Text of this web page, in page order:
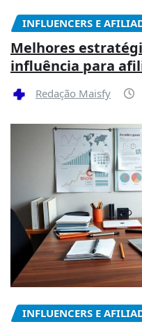
INFLUENCERS E
Melhores
influência para
Redação Maisfy
INFLUENCERS E